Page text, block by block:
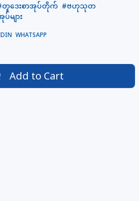
တူဒေးစာအုပ်တိုက် #ဗဟုသုတ
များ
WHATSAPP
Add to Cart